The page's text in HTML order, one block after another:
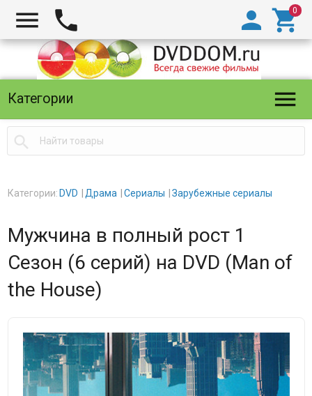
  

Категории 

Категории: DVD Драма Сериалы Зарубежные сериалы
Мужчина в полный рост 1
Сезон (6 серий) на DVD (Man of
the House)